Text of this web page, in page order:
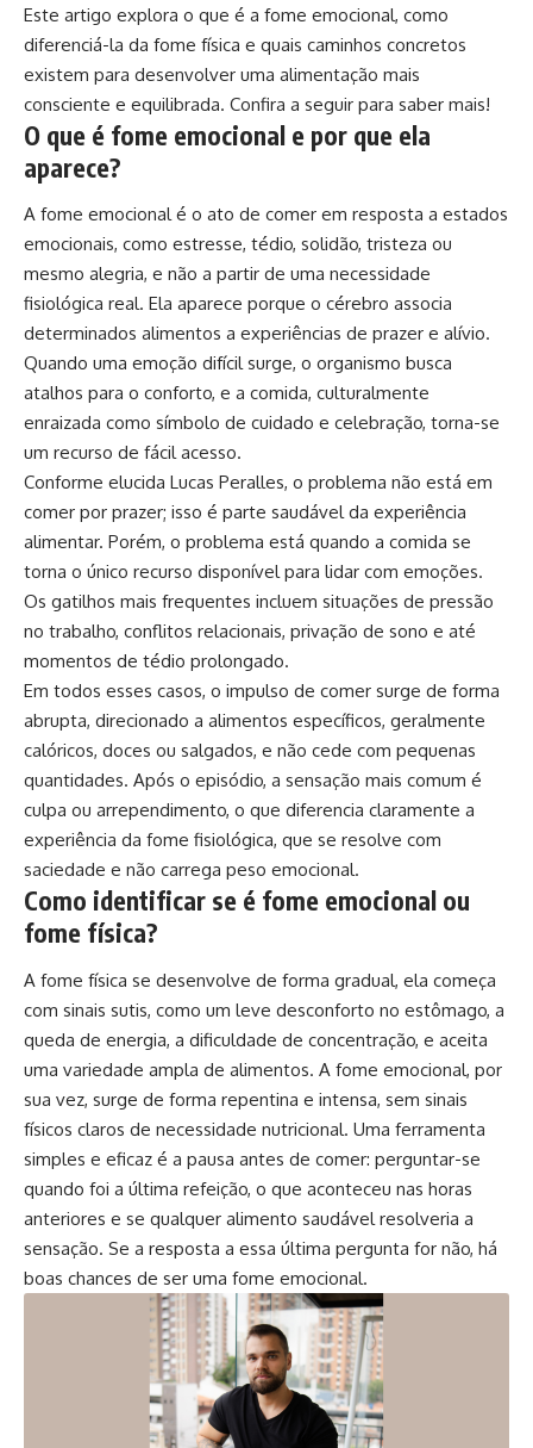
Este artigo explora o que é a fome emocional, como
diferenciá-la da fome física e quais caminhos concretos
existem para desenvolver uma alimentação mais
consciente e equilibrada. Confira a seguir para saber mais!
O que é fome emocional e por que ela
aparece?
A fome emocional é o ato de comer em resposta a estados
emocionais, como estresse, tédio, solidão, tristeza ou
mesmo alegria, e não a partir de uma necessidade
fisiológica real. Ela aparece porque o cérebro associa
determinados alimentos a experiências de prazer e alívio.
Quando uma emoção difícil surge, o organismo busca
atalhos para o conforto, e a comida, culturalmente
enraizada como símbolo de cuidado e celebração, torna-se
um recurso de fácil acesso.
Conforme elucida Lucas Peralles, o problema não está em
comer por prazer; isso é parte saudável da experiência
alimentar. Porém, o problema está quando a comida se
torna o único recurso disponível para lidar com emoções.
Os gatilhos mais frequentes incluem situações de pressão
no trabalho, conflitos relacionais, privação de sono e até
momentos de tédio prolongado.
Em todos esses casos, o impulso de comer surge de forma
abrupta, direcionado a alimentos específicos, geralmente
calóricos, doces ou salgados, e não cede com pequenas
quantidades. Após o episódio, a sensação mais comum é
culpa ou arrependimento, o que diferencia claramente a
experiência da fome fisiológica, que se resolve com
saciedade e não carrega peso emocional.
Como identificar se é fome emocional ou
fome física?
A fome física se desenvolve de forma gradual, ela começa
com sinais sutis, como um leve desconforto no estômago, a
queda de energia, a dificuldade de concentração, e aceita
uma variedade ampla de alimentos. A fome emocional, por
sua vez, surge de forma repentina e intensa, sem sinais
físicos claros de necessidade nutricional. Uma ferramenta
simples e eficaz é a pausa antes de comer: perguntar-se
quando foi a última refeição, o que aconteceu nas horas
anteriores e se qualquer alimento saudável resolveria a
sensação. Se a resposta a essa última pergunta for não, há
boas chances de ser uma fome emocional.